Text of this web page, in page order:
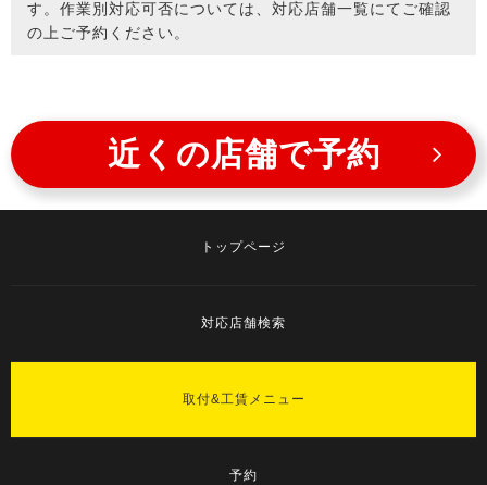
す。作業別対応可否については、対応店舗一覧にてご確認
の上ご予約ください。
近くの店舗で予約
トップページ
対応店舗検索
取付&工賃メニュー
予約